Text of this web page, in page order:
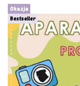
Okazja
Bestseller